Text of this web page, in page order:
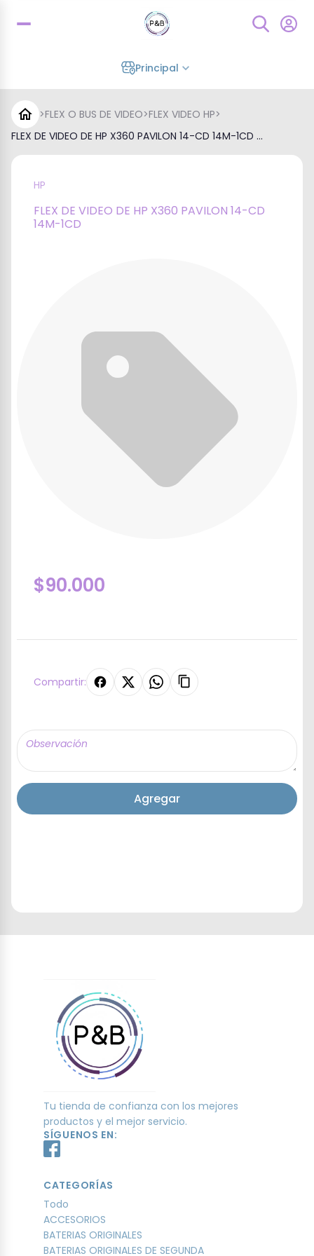
Principal
>FLEX O BUS DE VIDEO>FLEX VIDEO HP>
FLEX DE VIDEO DE HP X360 PAVILON 14-CD 14M-1CD ...
HP
FLEX DE VIDEO DE HP X360 PAVILON 14-CD
14M-1CD
$90.000
Compartir:
Agregar
Tu tienda de confianza con los mejores
productos y el mejor servicio.
SÍGUENOS EN:
CATEGORÍAS
Todo
ACCESORIOS
BATERIAS ORIGINALES
BATERIAS ORIGINALES DE SEGUNDA